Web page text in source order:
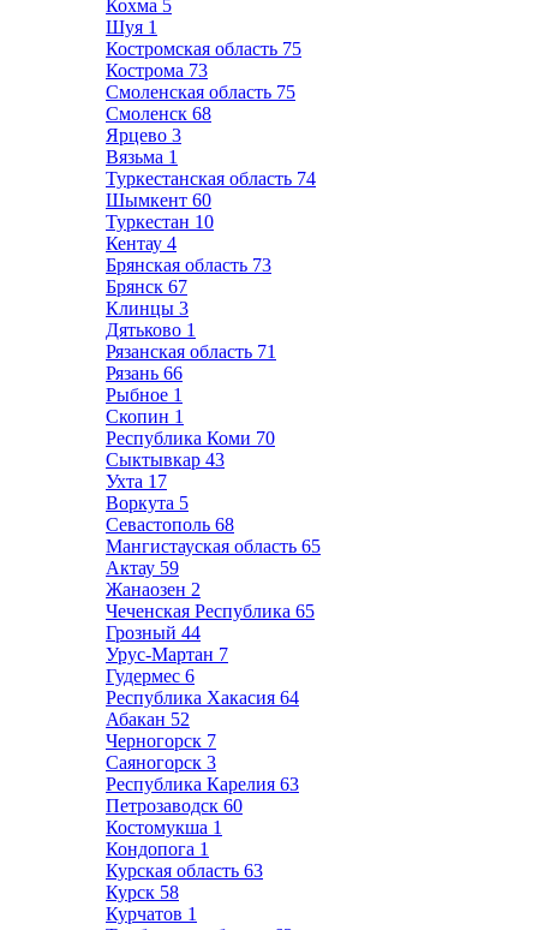
Кохма 5
Шуя 1
Костромская область 75
Кострома 73
Смоленская область 75
Смоленск 68
Ярцево 3
Вязьма 1
Туркестанская область 74
Шымкент 60
Туркестан 10
Кентау 4
Брянская область 73
Брянск 67
Клинцы 3
Дятьково 1
Рязанская область 71
Рязань 66
Рыбное 1
Скопин 1
Республика Коми 70
Сыктывкар 43
Ухта 17
Воркута 5
Севастополь 68
Мангистауская область 65
Актау 59
Жанаозен 2
Чеченская Республика 65
Грозный 44
Урус-Мартан 7
Гудермес 6
Республика Хакасия 64
Абакан 52
Черногорск 7
Саяногорск 3
Республика Карелия 63
Петрозаводск 60
Костомукша 1
Кондопога 1
Курская область 63
Курск 58
Курчатов 1